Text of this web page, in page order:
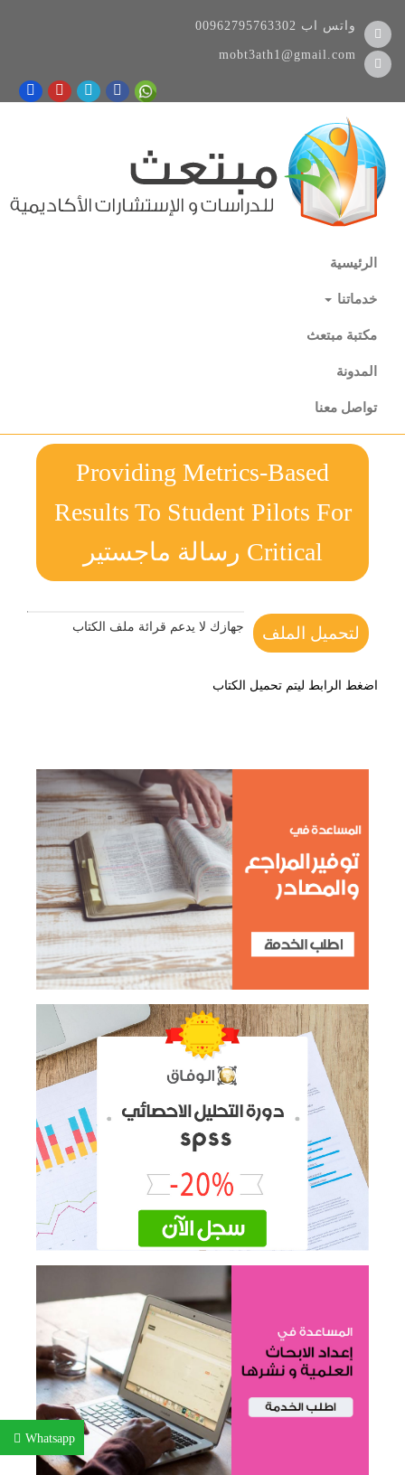
Whatsapp
00962795763302 واتس اب
mobt3ath1@gmail.com
الرئيسية
خدماتنا
مكتبة مبتعث
المدونة
تواصل معنا
Providing Metrics-Based
Results To Student Pilots For
Critical رسالة ماجستير
لتحميل الملف جهازك لا يدعم قرائة ملف الكتاب
اضغط الرابط ليتم تحميل الكتاب